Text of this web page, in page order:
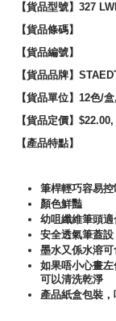
【貨品型號】 327
【貨品條碼】
【貨品編號】
【貨品品牌】
【貨品單位】12色/盒,
【貨品定價】
【產品特點】
筆桿輕巧容易控
顏色鮮豔
幼咀纖維筆頭
安全透氣筆蓋設
墨水又係水溶
如果唔小心畫
可以清洗乾淨
產品紙盒包裝